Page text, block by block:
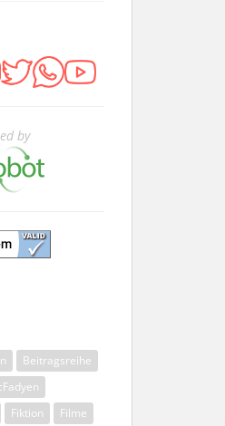
by
Beitragsreihe
Fiktion
Filme